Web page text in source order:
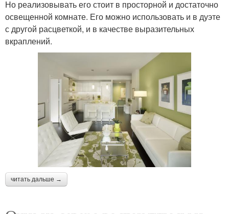
Но реализовывать его стоит в просторной и достаточно
освещенной комнате. Его можно использовать и в дуэте
с другой расцветкой, и в качестве выразительных
вкраплений.
читать дальше →